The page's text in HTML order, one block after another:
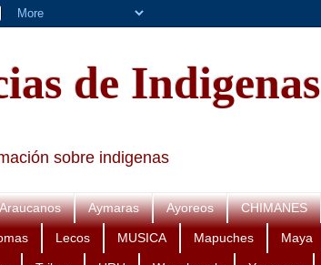
de Indigenas
sobre indigenas
Araucanos Aymaras Ayoreos CHIMANES
Lecos MUSICA Mapuches Maya